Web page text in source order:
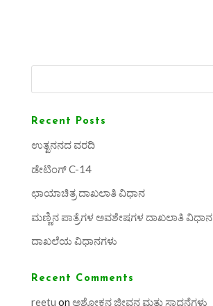
Recent Posts
ಉತ್ಖನನದ ವರದಿ
ಡೇಟಿಂಗ್ C-14
ಛಾಯಾಚಿತ್ರ ದಾಖಲಾತಿ ವಿಧಾನ
ಮಣ್ಣಿನ ಪಾತ್ರೆಗಳ ಅವಶೇಷಗಳ ದಾಖಲಾತಿ ವಿಧಾನ
ದಾಖಲೆಯ ವಿಧಾನಗಳು
Recent Comments
reetu on ಅಶೋಕನ ಜೀವನ ಮತ್ತು ಸಾಧನೆಗಳು